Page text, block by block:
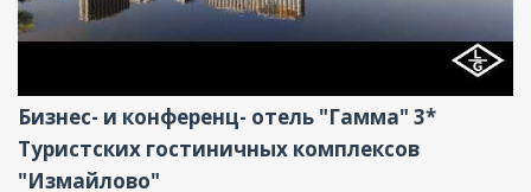
животными, Бассейн, Бар, Парковка, СПА/
Оздоровительный центр, Интернет, Бизнес-
Бизнес- и конференц- отель "Гамма" 3*
Туристских гостиничных комплексов
"Измайлово"